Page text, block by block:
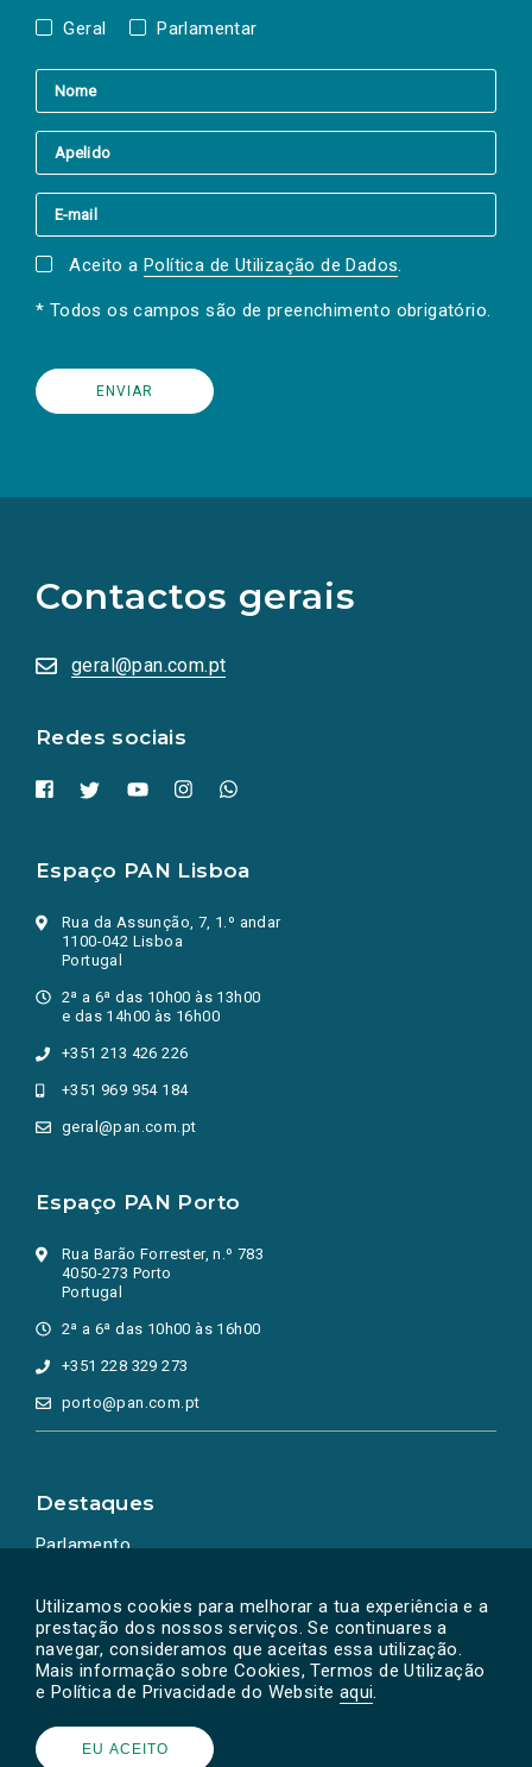
Utilizamos cookies para melhorar a tua experiência e a
prestação dos nossos serviços. Se continuares a
navegar, consideramos que aceitas essa utilização.
Mais informação sobre Cookies, Termos de Utilização
e Política de Privacidade do Website aqui.
EU ACEITO
Geral Parlamentar
Aceito a Política de Utilização de Dados.
* Todos os campos são de preenchimento obrigatório.
Contactos gerais
geral@pan.com.pt
Redes sociais
redes
sociais
numa
nova
Espaço PAN Lisboa
Rua da Assunção, 7, 1.º andar
1100-042 Lisboa
Portugal
2ª a 6ª das 10h00 às 13h00
e das 14h00 às 16h00
+351 213 426 226
+351 969 954 184
geral@pan.com.pt
Espaço PAN Porto
Rua Barão Forrester, n.º 783
4050-273 Porto
Portugal
2ª a 6ª das 10h00 às 16h00
+351 228 329 273
porto@pan.com.pt
Destaques
Parlamento
Powered by © PAN 2026